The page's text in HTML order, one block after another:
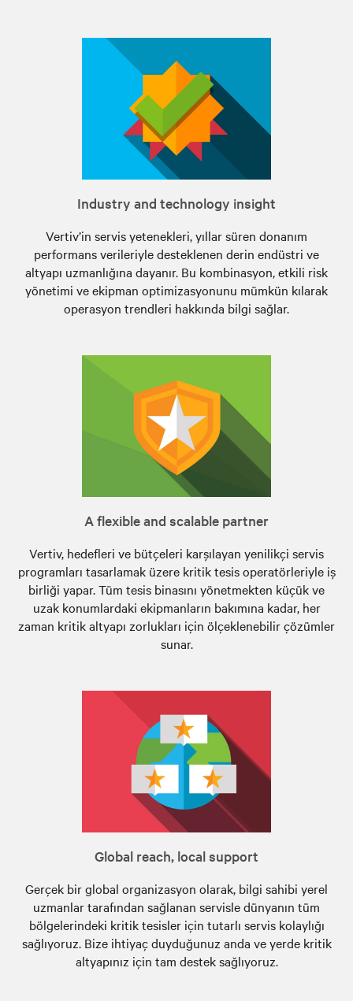
Industry and technology insight
Vertiv’in servis yetenekleri, yıllar süren donanım
performans verileriyle desteklenen derin endüstri ve
altyapı uzmanlığına dayanır. Bu kombinasyon, etkili risk
yönetimi ve ekipman optimizasyonunu mümkün kılarak
operasyon trendleri hakkında bilgi sağlar.
A flexible and scalable partner
Vertiv, hedefleri ve bütçeleri karşılayan yenilikçi servis
programları tasarlamak üzere kritik tesis operatörleriyle iş
birliği yapar. Tüm tesis binasını yönetmekten küçük ve
uzak konumlardaki ekipmanların bakımına kadar, her
zaman kritik altyapı zorlukları için ölçeklenebilir çözümler
sunar.
Global reach, local support
Gerçek bir global organizasyon olarak, bilgi sahibi yerel
uzmanlar tarafından sağlanan servisle dünyanın tüm
bölgelerindeki kritik tesisler için tutarlı servis kolaylığı
sağlıyoruz. Bize ihtiyaç duyduğunuz anda ve yerde kritik
altyapınız için tam destek sağlıyoruz.